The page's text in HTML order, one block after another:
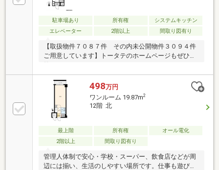
駐車場あり 所有権
システムキッチン
エレベーター
2階以上 間取り図有り
【取扱物件７０８７件 その内未公開物件３０９４件
ご用意しています】トータテのホームページもぜひご
498万円
ワンルーム 19.87m2
12階 北
最上階 所有権
オール電化
2階以上
間取り図有り
管理人体制で安心・学校・スーパー、飲食店などが周
辺には揃い、生活のしやすい場所です。仕事も遊びも